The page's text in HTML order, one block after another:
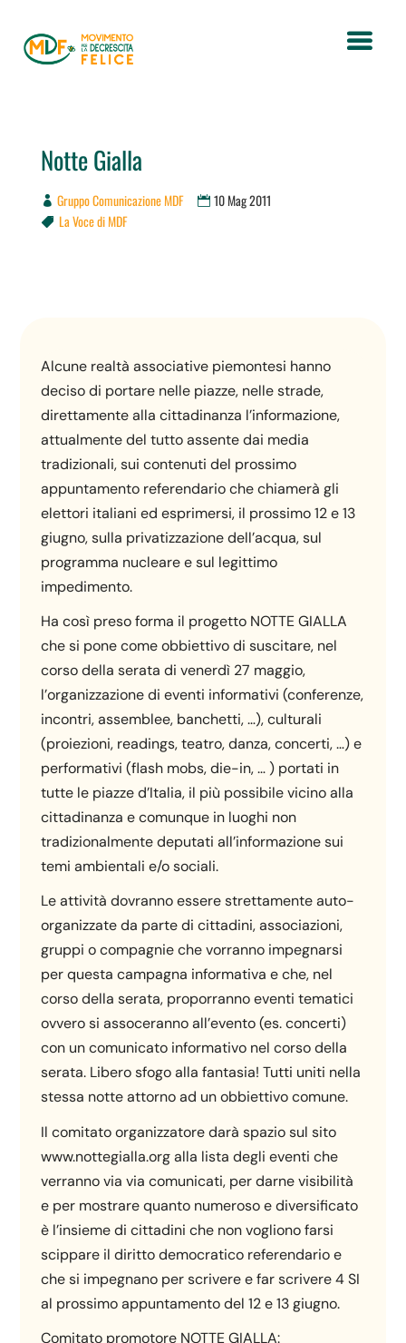
Notte Gialla
Gruppo Comunicazione MDF 10 Mag 2011
 La Voce di MDF
Alcune realtà associative piemontesi hanno
deciso di portare nelle piazze, nelle strade,
direttamente alla cittadinanza l’informazione,
attualmente del tutto assente dai media
tradizionali, sui contenuti del prossimo
appuntamento referendario che chiamerà gli
elettori italiani ed esprimersi, il prossimo 12 e 13
giugno, sulla privatizzazione dell’acqua, sul
programma nucleare e sul legittimo
impedimento.
Ha così preso forma il progetto NOTTE GIALLA
che si pone come obbiettivo di suscitare, nel
corso della serata di venerdì 27 maggio,
l’organizzazione di eventi informativi (conferenze,
incontri, assemblee, banchetti, …), culturali
(proiezioni, readings, teatro, danza, concerti, …) e
performativi (flash mobs, die-in, … ) portati in
tutte le piazze d’Italia, il più possibile vicino alla
cittadinanza e comunque in luoghi non
tradizionalmente deputati all’informazione sui
temi ambientali e/o sociali.
Le attività dovranno essere strettamente auto-
organizzate da parte di cittadini, associazioni,
gruppi o compagnie che vorranno impegnarsi
per questa campagna informativa e che, nel
corso della serata, proporranno eventi tematici
ovvero si assoceranno all’evento (es. concerti)
con un comunicato informativo nel corso della
serata. Libero sfogo alla fantasia! Tutti uniti nella
stessa notte attorno ad un obbiettivo comune.
Il comitato organizzatore darà spazio sul sito
www.nottegialla.org alla lista degli eventi che
verranno via via comunicati, per darne visibilità
e per mostrare quanto numeroso e diversificato
è l’insieme di cittadini che non vogliono farsi
scippare il diritto democratico referendario e
che si impegnano per scrivere e far scrivere 4 SI
al prossimo appuntamento del 12 e 13 giugno.
Comitato promotore NOTTE GIALLA: